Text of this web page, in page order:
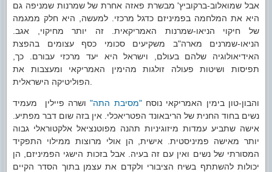
אבל שמואלוב-ברקוביץ' מבשרת פאזה אחרת של שמרנות שמניפה גם
היא את המלחמה בפמיניזם כדגל מרכזי. למעשה, היא חלק ממגמה
של חיקוי הניאו-שמרנות האמריקאית. זה יותר מחיקוי, אגב.
הניאו-שמרנים מארה"ב משקיעים סכומי כסף עצומים בהפצת
האידיאולוגיה שלהם בעולם, וישראל היא יעד מרכזי עבורם. כך,
תפיסות ושיטות פעולה זולגות מהימין האמריקאי ומעצבות את
והבון-טון בימין האמריקאי נוסח"מסיבת התה"ושרה פיילין מעמיד
נשים בחוד החנית של הריבאונד הפטריאכלי. אין בזה שום דבר מפתיע.
אישה שתביע עמדות מיזוגיניות תהנה מפוטנציאל אלקטוראלי גבוה
יותר מאישה פמיניסטית. אישית, הן אולי מרוצות ממילוי התפקיד
המסורתי של נשים ואין עם זה בעיה. אבל בזכות הישגי הפמיניזם, הן
יכולות להשתתף בשיח הציבורי ולקדם את עצמן בתוך הסדר הקיים